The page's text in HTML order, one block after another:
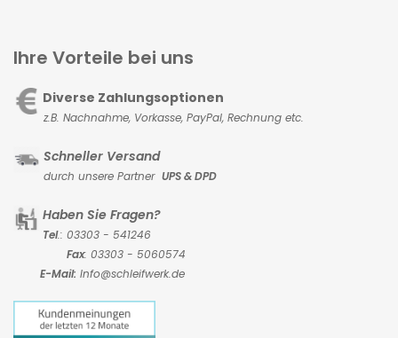
Ihre Vorteile bei uns
Diverse Zahlungsoptionen
z.B. Nachnahme, Vorkasse, PayPal, Rechnung etc.
Schneller Versand
durch unsere Partner UPS & DPD
Haben Sie Fragen?
Tel.: 03303 - 541246
Fax: 03303 - 5060574
E-Mail: Info@schleifwerk.de